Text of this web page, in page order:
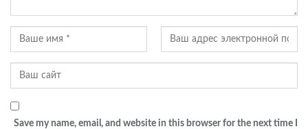
Save my name, email, and website in this browser for the next time I